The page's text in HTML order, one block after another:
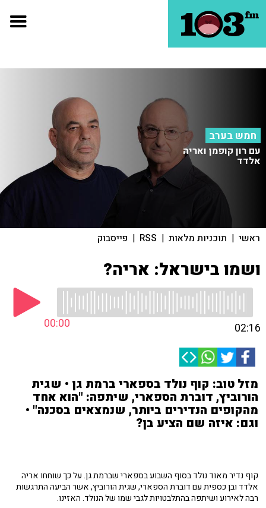
חמש בערב
עם רון קופמן ואריה
אלדד
ראשי | תוכניות מלאות |
RSS
| פייסבוק
ושמו בישראל: אריה?
00:00 02:16
מזל טוב: קוף נולד בספארי ברמת גן • שגית
הורוביץ, דוברת הספארי, שיתפה: "הוא אחד
מהקופים הנדירים ביותר, שנמצאים בסכנה" •
וגם: איזה שם הציע בן?
קוף נדיר מאוד נולד בסוף השבוע בספארי שברמת גן. על כך שוחחו אריה
אלדד ובן כספית עם דוברת הספארי, שגית הורוביץ, אשר הביעה התרגשות
רבה לאירוע ושיתפה בהתלבטויות לגבי שמו של הנולד. האזינו.